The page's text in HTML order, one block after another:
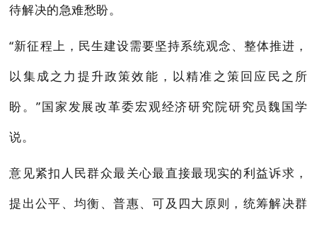
待解决的急难愁盼。
“新征程上，民生建设需要坚持系统观念、整体推进，
以集成之力提升政策效能，以精准之策回应民之所
盼。”国家发展改革委宏观经济研究院研究员魏国学
说。
意见紧扣人民群众最关心最直接最现实的利益诉求，
提出公平、均衡、普惠、可及四大原则，统筹解决群